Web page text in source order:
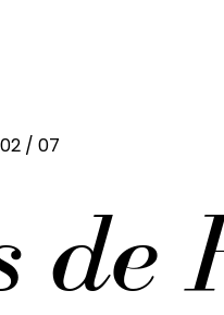
/ 07
de